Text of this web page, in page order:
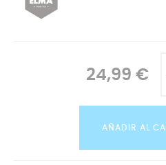
24,99 €
AÑADIR AL